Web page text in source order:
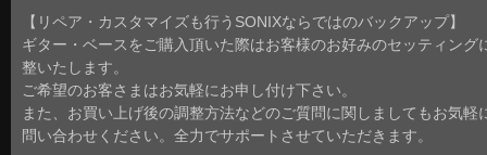
【リペア・カスタマイズも行うSONIXならではのバックアップ】
ギター・ベースをご購入頂いた際はお客様のお好みのセッティング
整いたします。
ご希望のお客さまはお気軽にお申し付け下さい。
また、お買い上げ後の調整方法などのご質問に関しましてもお気軽
問い合わせください。全力でサポートさせていただきます。